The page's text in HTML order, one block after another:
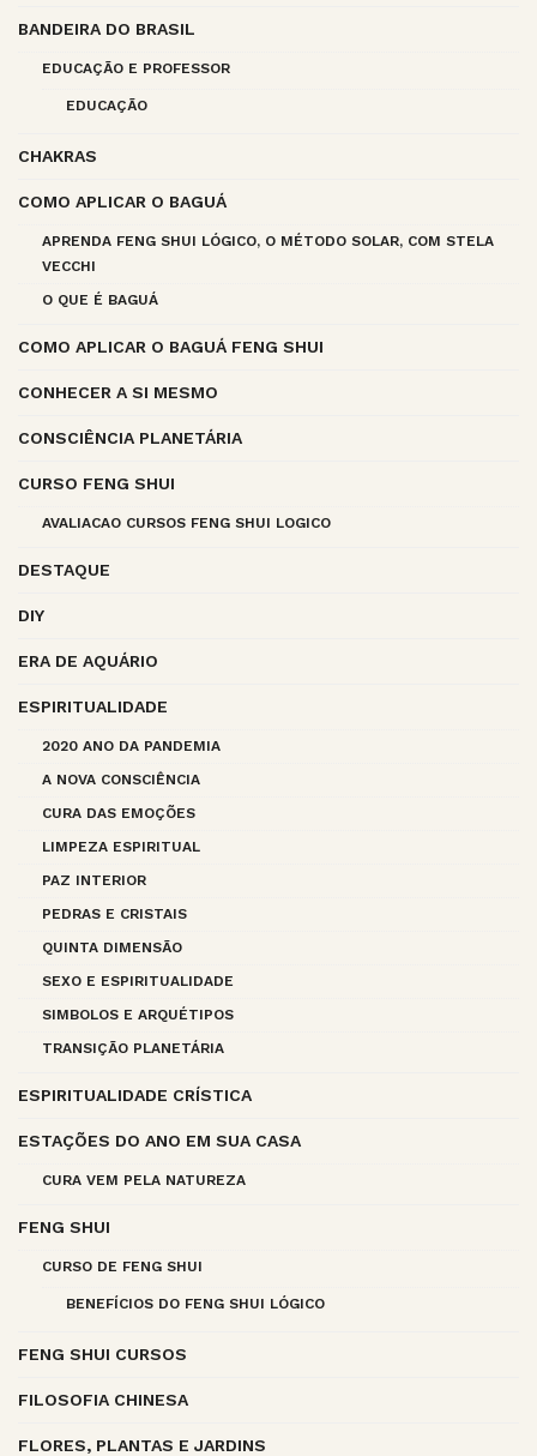
BANDEIRA DO BRASIL
EDUCAÇÃO E PROFESSOR
EDUCAÇÃO
CHAKRAS
COMO APLICAR O BAGUÁ
APRENDA FENG SHUI LÓGICO, O MÉTODO SOLAR, COM STELA
VECCHI
O QUE É BAGUÁ
COMO APLICAR O BAGUÁ FENG SHUI
CONHECER A SI MESMO
CONSCIÊNCIA PLANETÁRIA
CURSO FENG SHUI
AVALIACAO CURSOS FENG SHUI LOGICO
DESTAQUE
DIY
ERA DE AQUÁRIO
ESPIRITUALIDADE
2020 ANO DA PANDEMIA
A NOVA CONSCIÊNCIA
CURA DAS EMOÇÕES
LIMPEZA ESPIRITUAL
PAZ INTERIOR
PEDRAS E CRISTAIS
QUINTA DIMENSÃO
SEXO E ESPIRITUALIDADE
SIMBOLOS E ARQUÉTIPOS
TRANSIÇÃO PLANETÁRIA
ESPIRITUALIDADE CRÍSTICA
ESTAÇÕES DO ANO EM SUA CASA
CURA VEM PELA NATUREZA
FENG SHUI
CURSO DE FENG SHUI
BENEFÍCIOS DO FENG SHUI LÓGICO
FENG SHUI CURSOS
FILOSOFIA CHINESA
FLORES, PLANTAS E JARDINS